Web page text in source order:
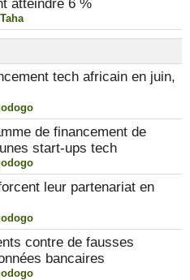
atteindre 6 %
tech africain en juin,
de financement de
start-ups tech
leur partenariat en
contre de fausses
bancaires